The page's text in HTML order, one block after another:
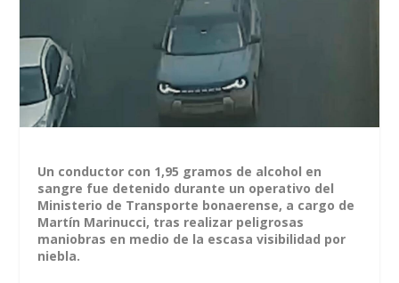
Un conductor con 1,95 gramos de alcohol en
sangre fue detenido durante un operativo del
Ministerio de Transporte bonaerense, a cargo de
Martín Marinucci, tras realizar peligrosas
maniobras en medio de la escasa visibilidad por
niebla.